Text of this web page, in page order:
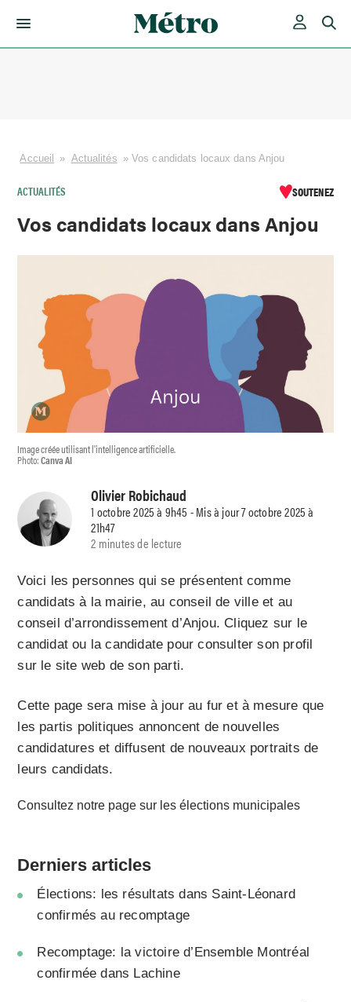
Accueil » Actualités » Vos candidats locaux dans Anjou
ACTUALITÉS SOUTENEZ
Vos candidats locaux dans Anjou
Image créée utilisant l'intelligence artificielle.
Photo:Canva AI
Olivier Robichaud
1 octobre 2025 à 9h45 - Mis à jour 7 octobre 2025 à
21h47
2 minutes de lecture
Voici les personnes qui se présentent comme
candidats à la mairie, au conseil de ville et au
conseil d’arrondissement d’Anjou. Cliquez sur le
candidat ou la candidate pour consulter son profil
sur le site web de son parti.
Cette page sera mise à jour au fur et à mesure que
les partis politiques annoncent de nouvelles
candidatures et diffusent de nouveaux portraits de
leurs candidats.
Consultez notre page sur les élections municipales
Derniers articles
Élections: les résultats dans Saint-Léonard
confirmés au recomptage
Recomptage: la victoire d’Ensemble Montréal
confirmée dans Lachine